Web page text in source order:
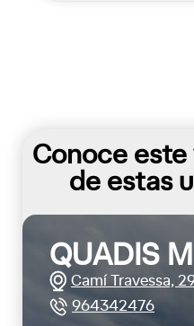
Conoce
de estas
QUADIS
Camí Travessa,
964342476